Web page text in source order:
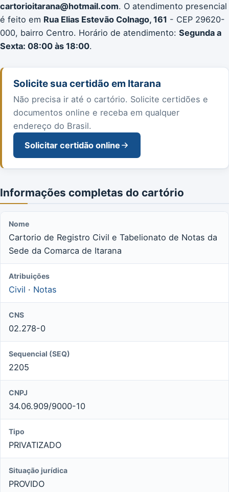
cartorioitarana@hotmail.com. O atendimento presencial
é feito em Rua Elias Estevão Colnago, 161 - CEP 29620-
000, bairro Centro. Horário de atendimento: Segunda a
Sexta: 08:00 às 18:00.
Solicite sua certidão em Itarana
Não precisa ir até o cartório. Solicite certidões e
documentos online e receba em qualquer
endereço do Brasil.
Solicitar certidão online
Informações completas do cartório
Nome
Cartorio de Registro Civil e Tabelionato de Notas da
Sede da Comarca de Itarana
Atribuições
Civil · Notas
CNS
02.278-0
Sequencial (SEQ)
2205
CNPJ
34.06.909/9000-10
Tipo
PRIVATIZADO
Situação jurídica
PROVIDO